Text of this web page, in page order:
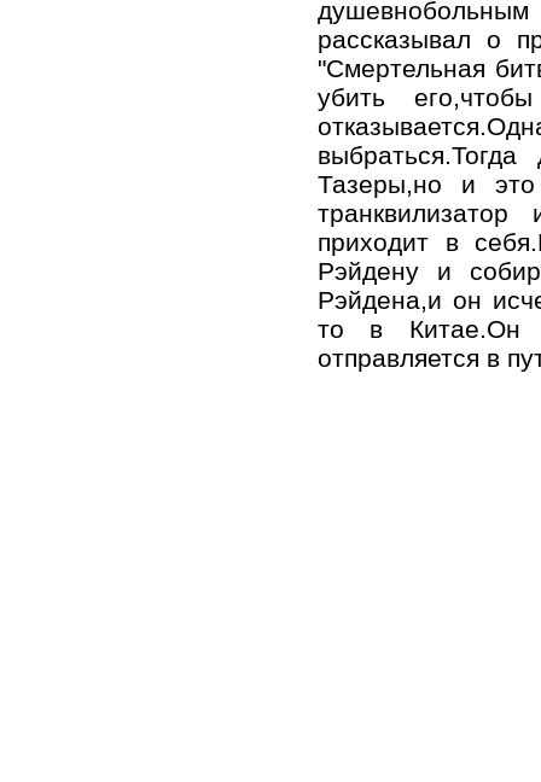
рассказывал о
"Смертельная
убить
Тазеры,но и это
приходит в
Рэйдену и
Рэйдена,и он
то в Китае.Он
отправляется в